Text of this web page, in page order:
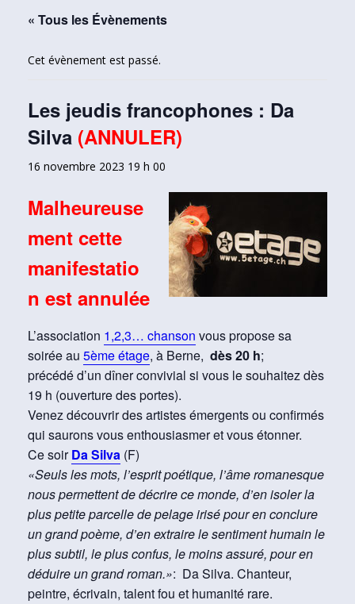
« Tous les Évènements
Cet évènement est passé.
Les jeudis francophones : Da
Silva (ANNULER)
16 novembre 2023 19 h 00
Malheureuse
ment cette
manifestatio
n est annulée
L’association 1,2,3… chanson vous propose sa
soirée au 5ème étage, à Berne, dès 20 h;
précédé d’un dîner convivial si vous le souhaitez dès
19 h (ouverture des portes).
Venez découvrir des artistes émergents ou confirmés
qui saurons vous enthousiasmer et vous étonner.
Ce soirDa Silva (F)
«Seuls les mots, l’esprit poétique, l’âme romanesque
nous permettent de décrire ce monde, d’en isoler la
plus petite parcelle de pelage irisé pour en conclure
un grand poème, d’en extraire le sentiment humain le
plus subtil, le plus confus, le moins assuré, pour en
déduire un grand roman.»: Da Silva. Chanteur,
peintre, écrivain, talent fou et humanité rare.